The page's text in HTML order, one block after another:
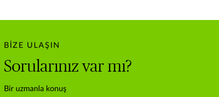
BIZE ULAŞIN
Sorularınız var mı?
Bir uzmanla konuş